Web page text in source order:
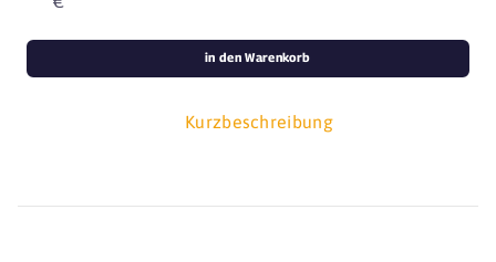
Kurzbeschreibung
in den Warenkorb